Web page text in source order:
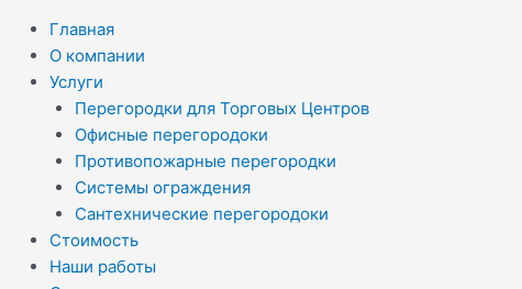
Главная
О компании
Услуги
Перегородки для Торговых Центров
Офисные перегородоки
Противопожарные перегородки
Системы ограждения
Сантехнические перегородоки
Стоимость
Наши работы
Menu